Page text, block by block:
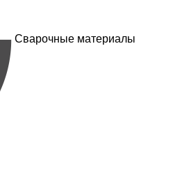
Сварочные материалы